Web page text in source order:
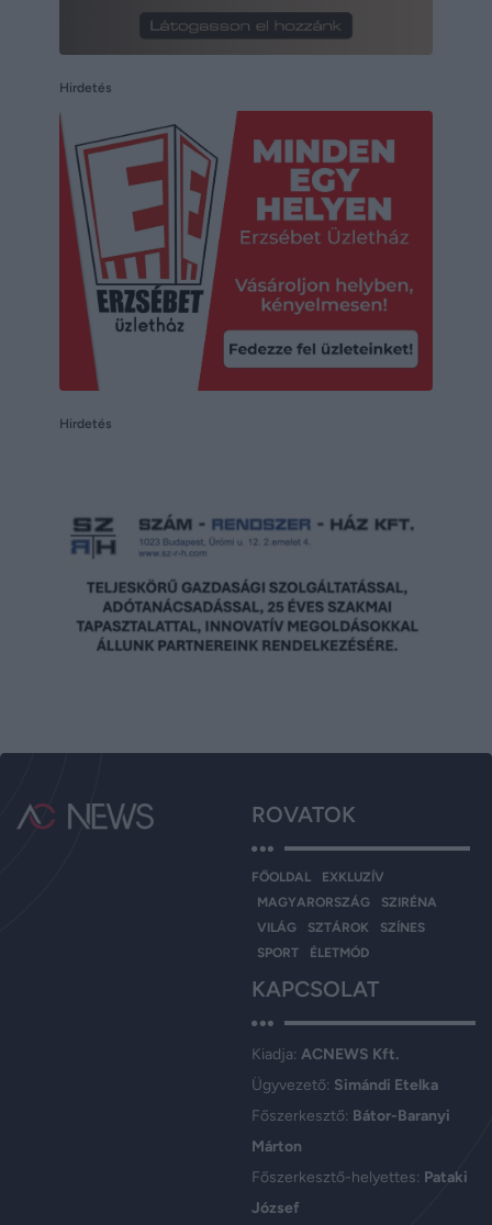
Hirdetés
Hirdetés
ROVATOK
FŐOLDAL
EXKLUZÍV
MAGYARORSZÁG
SZIRÉNA
VILÁG
SZTÁROK
SZÍNES
SPORT
ÉLETMÓD
KAPCSOLAT
Kiadja: ACNEWS Kft.
Ügyvezető: Simándi Etelka
Főszerkesztő: Bátor-Baranyi
Márton
Főszerkesztő-helyettes: Pataki
József